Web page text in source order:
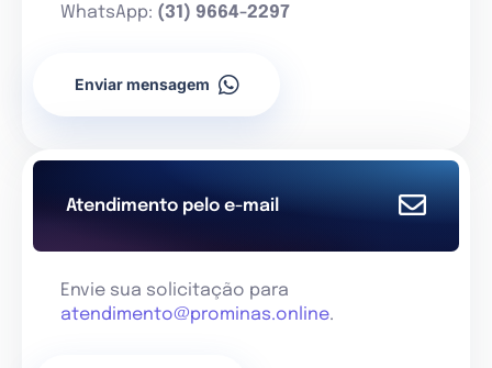
WhatsApp: (31) 9664-2297
Enviar mensagem
Atendimento pelo e-mail
Envie sua solicitação para
atendimento@prominas.online.